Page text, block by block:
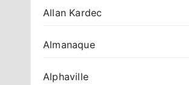
Allan Kardec
Almanaque
Alphaville